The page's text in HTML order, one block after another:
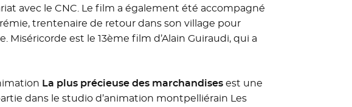
avec le CNC. Le film a également été accompagné
trentenaire de retour dans son village pour
est le 13ème film d’Alain Guiraudi, qui a
La plus précieuse des marchandisesest une
dans le studio d’animation montpelliérain Les